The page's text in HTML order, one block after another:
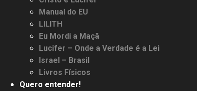
Manual do EU
LILITH
Eu Mordi a Maçã
Lucifer – Onde a Verdade é a Lei
Israel – Brasil
Livros Físicos
Quero entender!